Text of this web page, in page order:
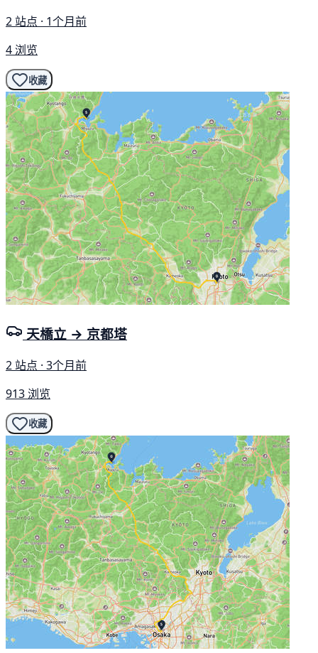
2 站点 · 1个月前
4 浏览
收藏
天橋立 → 京都塔
2 站点 · 3个月前
913 浏览
收藏